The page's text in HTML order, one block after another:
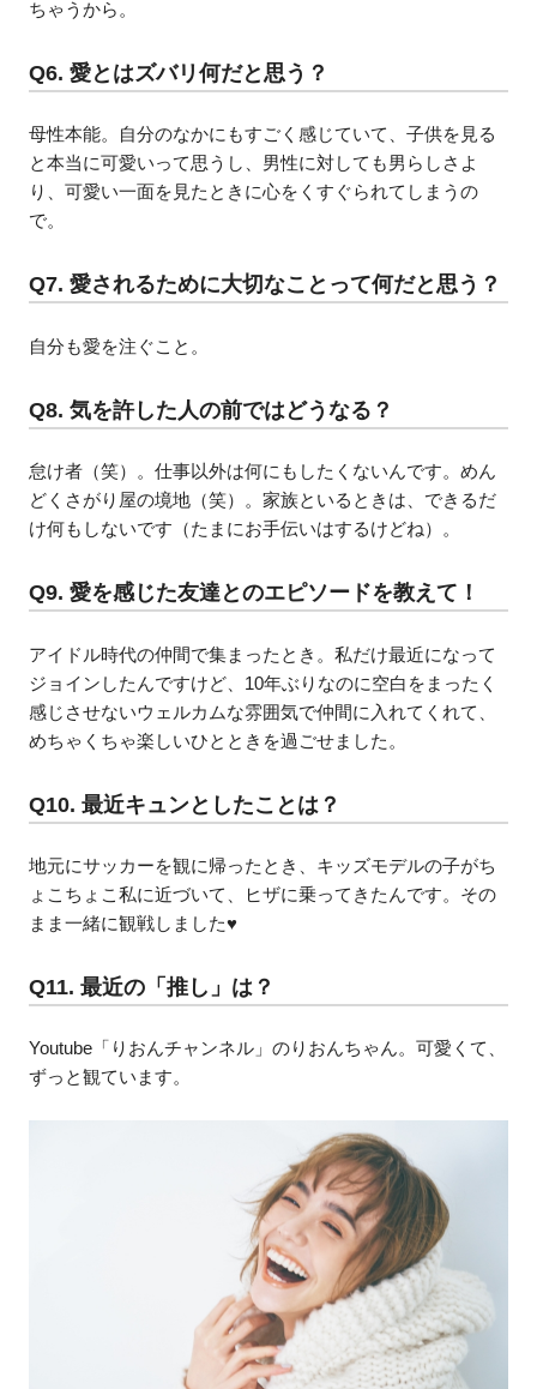
ちゃうから。
Q6. 愛とはズバリ何だと思う？
母性本能。自分のなかにもすごく感じていて、子供を見る
と本当に可愛いって思うし、男性に対しても男らしさよ
り、可愛い一面を見たときに心をくすぐられてしまうの
で。
Q7. 愛されるために大切なことって何だと思う？
自分も愛を注ぐこと。
Q8. 気を許した人の前ではどうなる？
怠け者（笑）。仕事以外は何にもしたくないんです。めん
どくさがり屋の境地（笑）。家族といるときは、できるだ
け何もしないです（たまにお手伝いはするけどね）。
Q9. 愛を感じた友達とのエピソードを教えて！
アイドル時代の仲間で集まったとき。私だけ最近になって
ジョインしたんですけど、10年ぶりなのに空白をまったく
感じさせないウェルカムな雰囲気で仲間に入れてくれて、
めちゃくちゃ楽しいひとときを過ごせました。
Q10. 最近キュンとしたことは？
地元にサッカーを観に帰ったとき、キッズモデルの子がち
ょこちょこ私に近づいて、ヒザに乗ってきたんです。その
まま一緒に観戦しました♥
Q11. 最近の「推し」は？
Youtube「りおんチャンネル」のりおんちゃん。可愛くて、
ずっと観ています。